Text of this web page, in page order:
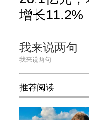
增长11.2%
我来说两句
推荐阅读